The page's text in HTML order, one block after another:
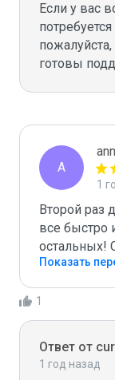
Если у вас
A
1
Второй раз
все быстро
остальных!
Показать
1
Ответ от
1 год назад